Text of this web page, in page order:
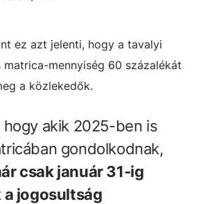
ez azt jelenti, hogy a tavalyi
mennyiség 60 százalékát
a közlekedők.
hogy akik 2025-ben is
gondolkodnak,
ár csak január 31-ig
a jogosultság